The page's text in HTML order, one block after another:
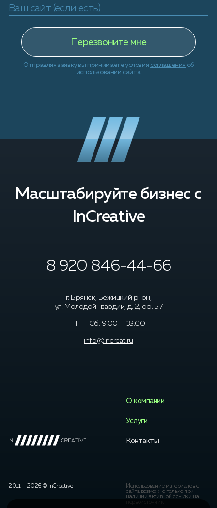
Отправляя заявку вы принимаете условия соглашения об
использовании сайта
Масштабируйте бизнес с
InCreative
О компании
Услуги
Контакты
8 920 846-44-66
г. Брянск, Бежицкий р-он,
ул. Молодой Гвардии, д. 2, оф. 57
Пн — Сб: 9:00 — 18:00
info@increat.ru
2011 — 2026 © InCreative
Использование материалов с
сайта возможно только при
наличии активной ссылки на
первоисточник.